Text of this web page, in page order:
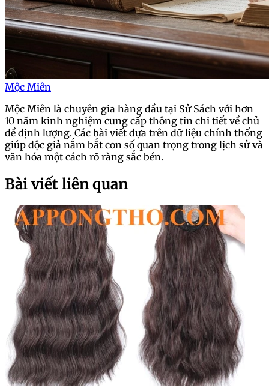
Mộc Miên
Mộc Miên là chuyên gia hàng đầu tại Sử Sách với hơn
10 năm kinh nghiệm cung cấp thông tin chi tiết về chủ
đề định lượng. Các bài viết dựa trên dữ liệu chính thống
giúp độc giả nắm bắt con số quan trọng trong lịch sử và
văn hóa một cách rõ ràng sắc bén.
Bài viết liên quan